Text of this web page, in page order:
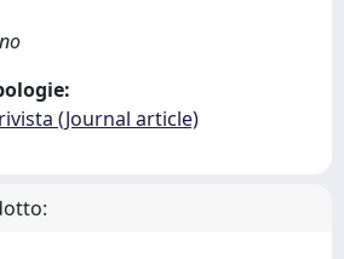
(Journal article)